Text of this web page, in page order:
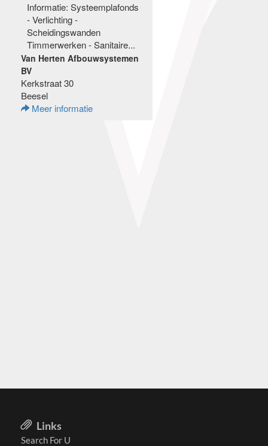
Informatie: Systeemplafonds
- Verlichting -
Scheidingswanden
Timmerwerken - Sanitaire...
Van Herten Afbouwsystemen
BV
Kerkstraat 30
Beesel
Meer informatie
Links
Search For U